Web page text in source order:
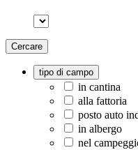
Cercare
tipo di campo
in cantina
alla fattoria
posto auto
in albergo
nel